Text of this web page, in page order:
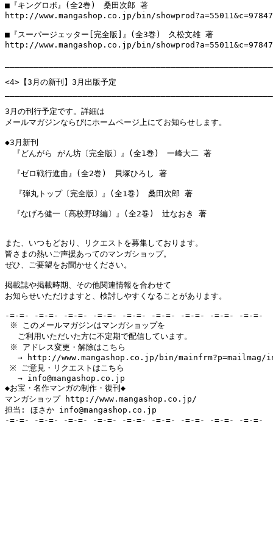
■『キングロボ』(全2巻)　桑田次郎 著
http://www.mangashop.co.jp/bin/
■『スーパージェッター[完全版]』(全3巻)　久松文雄 著
http://www.mangashop.co.jp/bin/
<4>【3月の新刊】3月出版予定
3月の刊行予定です。詳細は
メールマガジンならびにホームページ上にてお知らせします。
◆3月新刊
『どんがら がん坊〔完全版〕』(全1巻)　一峰大二 著
『ゼロ戦行進曲』(全2巻)　貝塚ひろし 著
  『弾丸トップ〔完全版〕』(全1巻)　桑田次郎 著
『なげろ健一〔高校野球編〕』(全2巻)　辻なおき 著
また、いつもどおり、リクエストを募集しております。
皆さまの熱いご声援あってのマンガショップ。
ぜひ、ご要望をお聞かせください。
掲載誌や掲載時期、その他関連情報を合わせて
お知らせいただけますと、検討しやすくなることがあります。
-=-=- -=-=- -=-=- -=-=- -=-=- -=-=- -=-=- -=-=- -=-=-
※ このメールマガジンはマンガショップを
ご利用いただいた方に不定期で配信しています。
※ アドレス変更・解除はこちら
→ http://www.mangashop.co.jp/bin/mainfrm?p=mailmag/
※ ご意見・リクエストはこちら
→ info@mangashop.co.jp
◆お宝・名作マンガの制作・復刊◆
マンガショップ http://www.mangashop.co.jp/
担当: ほさか info@mangashop.co.jp
-=-=- -=-=- -=-=- -=-=- -=-=- -=-=- -=-=- -=-=- -=-=-